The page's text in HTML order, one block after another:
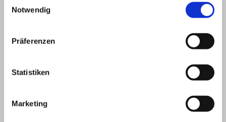
Notwendig
Präferenzen
Statistiken
Marketing
Bekanntmachung erneute Auslegung § 3 Abs[...]
Microsoft Word-Dokument [1.3 MB]
Microsoft Word-Dokument [32.1 KB]